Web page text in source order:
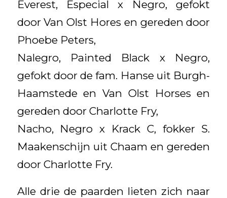
Everest, Especial x Negro, gefokt
door Van Olst Hores en gereden door
Phoebe Peters,
Nalegro, Painted Black x Negro,
gefokt door de fam. Hanse uit Burgh-
Haamstede en Van Olst Horses en
gereden door Charlotte Fry,
Nacho, Negro x Krack C, fokker S.
Maakenschijn uit Chaam en gereden
door Charlotte Fry.
Alle drie de paarden lieten zich naar